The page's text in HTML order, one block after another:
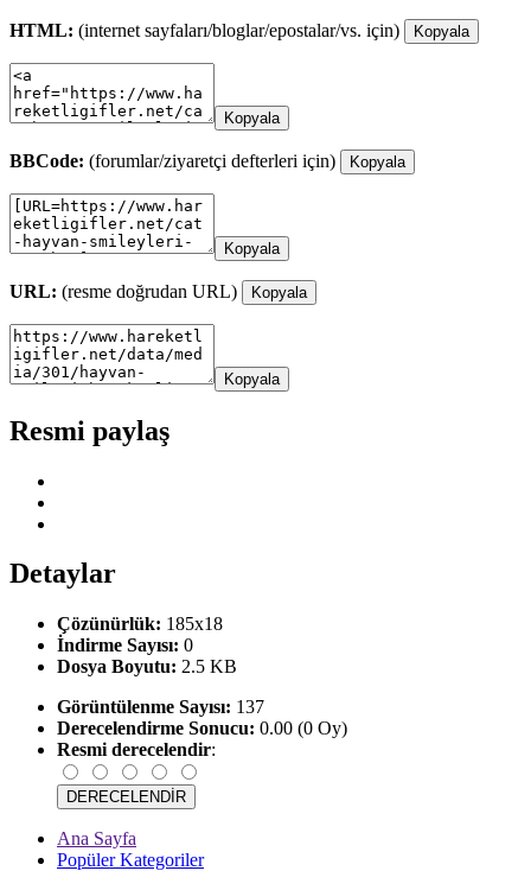
HTML: (internet sayfaları/bloglar/epostalar/vs. için) Kopyala
Kopyala
BBCode: (forumlar/ziyaretçi defterleri için) Kopyala
Kopyala
URL: (resme doğrudan URL) Kopyala
Kopyala
Resmi paylaş
Detaylar
Çözünürlük: 185x18
İndirme Sayısı: 0
Dosya Boyutu: 2.5 KB
Görüntülenme Sayısı: 137
Derecelendirme Sonucu: 0.00 (0 Oy)
Resmi derecelendir:
Ana Sayfa
Popüler Kategoriler